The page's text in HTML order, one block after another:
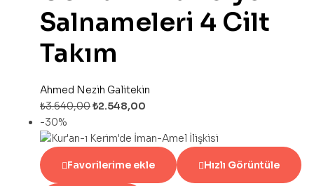
Salnameleri 4 Cilt
Takım
Ahmed Nezih Galitekin
₺3.640,00₺2.548,00
-30%
Favorilerime ekle Hızlı Görüntüle